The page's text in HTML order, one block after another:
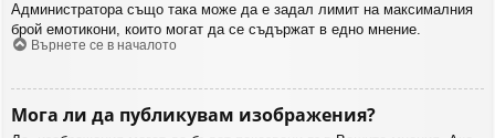
Администратора също така може да е задал лимит на максималния
брой емотикони, които могат да се съдържат в едно мнение.
Върнете се в началото
Мога ли да публикувам изображения?